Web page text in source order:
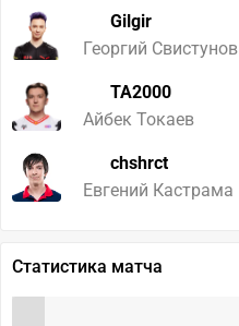
Gilgir
Георгий Свистунов
TA2000
Айбек Токаев
chshrct
Евгений Кастрама
Статистика матча